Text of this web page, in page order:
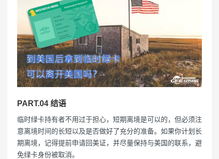
PART.04 结语
临时绿卡持有者不用过于担心，短期离境是可以的，但必须注
意离境时间的长短以及是否做好了充分的准备。如果你计划长
期离境，记得提前申请回美证，并尽量保持与美国的联系，避
免绿卡身份被取消。